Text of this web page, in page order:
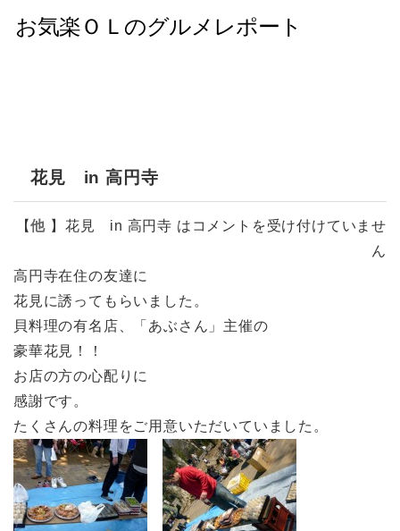
花見 in 高円寺
【他 】 花見 in 高円寺 は コメントを受け付けていませ
ん
高円寺在住の友達に
花見に誘ってもらいました。
貝料理の有名店、「あぶさん」主催の
豪華花見！！
お店の方の心配りに
感謝です。
たくさんの料理をご用意いただいていました。